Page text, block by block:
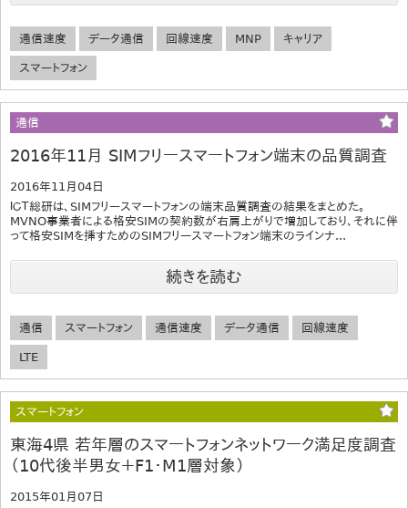
通信速度 データ通信 回線速度 MNP キャリア
スマートフォン
通信
2016年11月 SIMフリースマートフォン端末の品質調査
2016年11月04日
ＩＣＴ総研は、SIMフリースマートフォンの端末品質調査の結果をまとめた。
MVNO事業者による格安SIMの契約数が右肩上がりで増加しており、それに伴
って格安SIMを挿すためのSIMフリースマートフォン端末のラインナ...
続きを読む
通信 スマートフォン 通信速度 データ通信 回線速度
LTE
スマートフォン
東海4県 若年層のスマートフォンネットワーク満足度調査
（10代後半男女＋F1・M1層対象）
2015年01月07日